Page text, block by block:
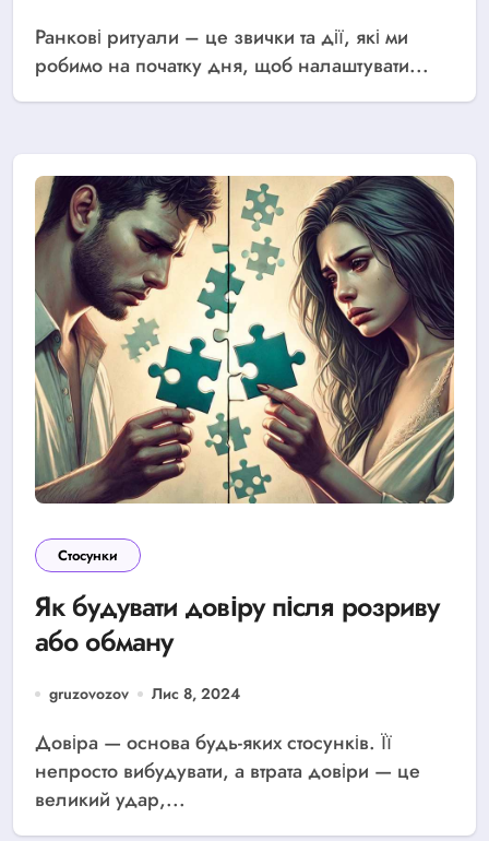
Ранкові ритуали – це звички та дії, які ми
робимо на початку дня, щоб налаштувати...
Стосунки
Як будувати довіру після розриву
або обману
gruzovozov Лис 8, 2024
Довіра — основа будь-яких стосунків. Її
непросто вибудувати, а втрата довіри — це
великий удар,...